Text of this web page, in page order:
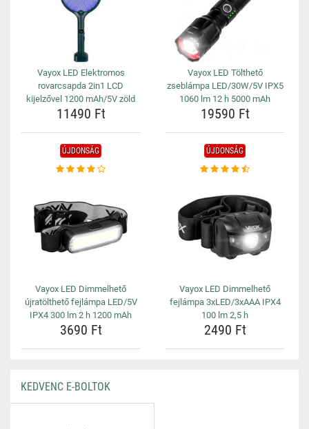
Vayox LED Elektromos
rovarcsapda 2in1 LCD
kijelzővel 1200 mAh/5V zöld
11490 Ft
Vayox LED Tölthető
zseblámpa LED/30W/5V IPX5
1060 lm 12 h 5000 mAh
19590 Ft
ÚJDONSÁG
Vayox LED Dimmelhető
újratölthető fejlámpa LED/5V
IPX4 300 lm 2 h 1200 mAh
3690 Ft
ÚJDONSÁG
Vayox LED Dimmelhető
fejlámpa 3xLED/3xAAA IPX4
100 lm 2,5 h
2490 Ft
KEDVENC E-BOLTOK